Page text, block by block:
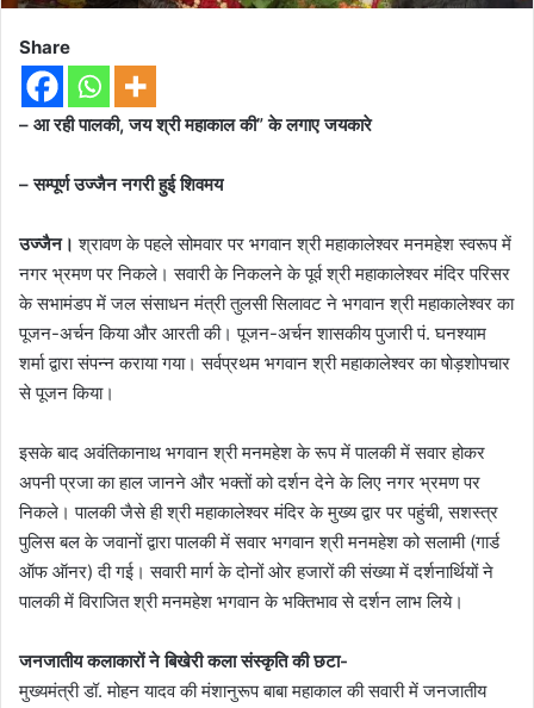
Share
– आ रही पालकी, जय श्री महाकाल की” के लगाए जयकारे
– सम्पूर्ण उज्जैन नगरी हुई शिवमय
उज्‍जैन। श्रावण के पहले सोमवार पर भगवान श्री महाकालेश्‍वर मनमहेश स्‍वरूप में
नगर भ्रमण पर निकले। सवारी के निकलने के पूर्व श्री महाकालेश्‍वर मंदिर परिसर
के सभामंडप में जल संसाधन मंत्री तुलसी सिलावट ने भगवान श्री महाकालेश्‍वर का
पूजन-अर्चन किया और आरती की। पूजन-अर्चन शासकीय पुजारी पं. घनश्‍याम
शर्मा द्वारा संपन्‍न कराया गया। सर्वप्रथम भगवान श्री महाकालेश्‍वर का षोड़शोपचार
से पूजन किया।
इसके बाद अवंतिकानाथ भगवान श्री मनमहेश के रूप में पालकी में सवार होकर
अपनी प्रजा का हाल जानने और भक्‍तों को दर्शन देने के लिए नगर भ्रमण पर
निकले। पालकी जैसे ही श्री महाकालेश्‍वर मंदिर के मुख्‍य द्वार पर पहुंची, सशस्‍त्र
पुलिस बल के जवानों द्वारा पालकी में सवार भगवान श्री मनमहेश को सलामी (गार्ड
ऑफ ऑनर) दी गई। सवारी मार्ग के दोनों ओर हजारों की संख्या में दर्शनार्थियों ने
पालकी में विराजित श्री मनमहेश भगवान के भक्तिभाव से दर्शन लाभ लिये।
जनजातीय कलाकारों ने बिखेरी कला संस्कृति की छटा-
मुख्यमंत्री डॉ. मोहन यादव की मंशानुरूप बाबा महाकाल की सवारी में जनजातीय